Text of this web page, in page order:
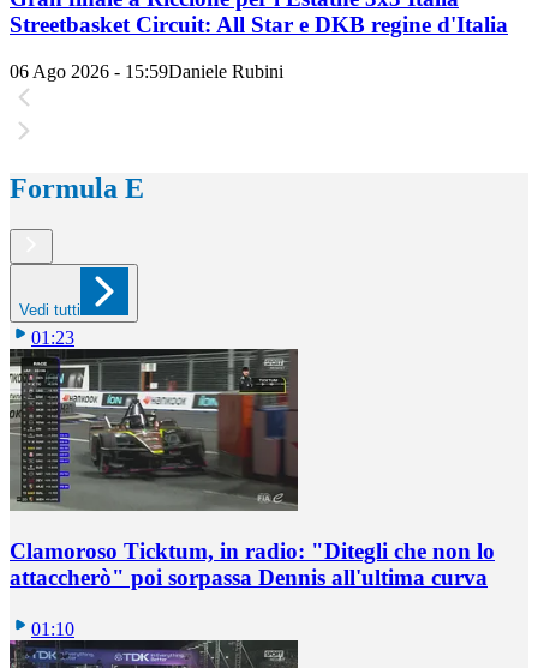
Streetbasket Circuit: All Star e DKB regine d'Italia
06 Ago 2026 - 15:59Daniele Rubini
Formula E
Vedi tutti
01:23
Clamoroso Ticktum, in radio: "Ditegli che non lo
attaccherò" poi sorpassa Dennis all'ultima curva
01:10